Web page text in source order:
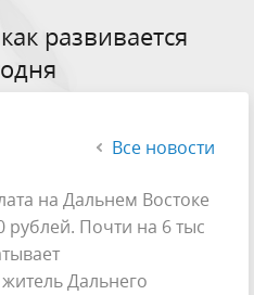
развивается
Все новости
на Дальнем Востоке
рублей. Почти на 6 тыс
Дальнего